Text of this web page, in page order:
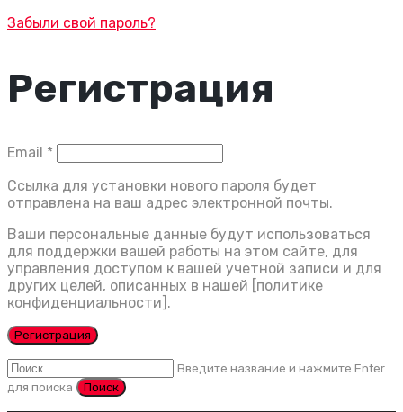
Забыли свой пароль?
Регистрация
Email *
Ссылка для установки нового пароля будет
отправлена ​​на ваш адрес электронной почты.
Ваши персональные данные будут использоваться
для поддержки вашей работы на этом сайте, для
управления доступом к вашей учетной записи и для
других целей, описанных в нашей [политике
конфиденциальности].
Регистрация
Введите название и нажмите Enter
для поиска